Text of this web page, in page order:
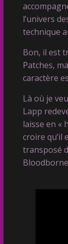
l’univers
technique
Bon, il est
Patches,
caractère
Là où je
Lapp
laisse en «
croire qu’il
transposé